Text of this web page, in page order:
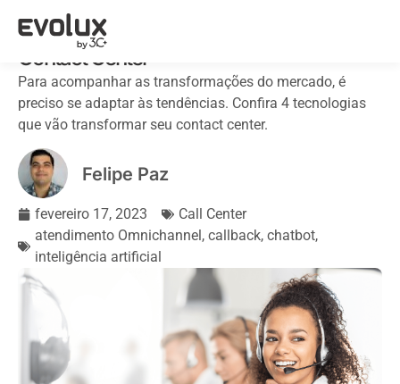
4 tecnologias para transformar seu
Contact Center
Para acompanhar as transformações do mercado, é
preciso se adaptar às tendências. Confira 4 tecnologias
que vão transformar seu contact center.
Felipe Paz
fevereiro 17, 2023
Call Center
atendimento Omnichannel , callback, chatbot,
inteligência artificial